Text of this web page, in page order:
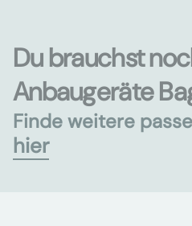
Du brauchst
Anbaugeräte
Finde weitere
hier